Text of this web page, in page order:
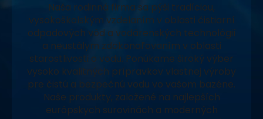
Naša rodinná firma sa pýši tradíciou,
vysokoškolským vzdelaním v oblasti čistiarní
odpadových vôd a vodárenských technológií
a neustálym zdokonaľovaním v oblasti
starostlivosti o vodu. Ponúkame široký výber
vysoko kvalitných prípravkov vlastnej výroby
pre čistú a bezpečnú vodu vo vašom bazéne.
Naše produkty, založené na najlepších
európskych surovinách a moderných